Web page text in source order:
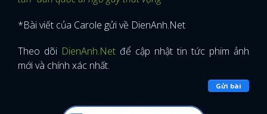
*Bài viết của Carole gửi về DienAnh.Net
Theo dõi DienAnh.Net để cập nhật tin tức phim ảnh
mới và chính xác nhất.
Gửi bài